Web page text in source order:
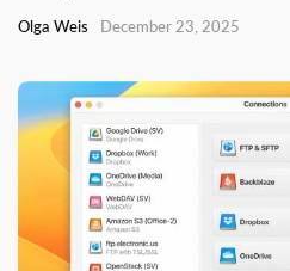
Olga Weis December 23, 2025